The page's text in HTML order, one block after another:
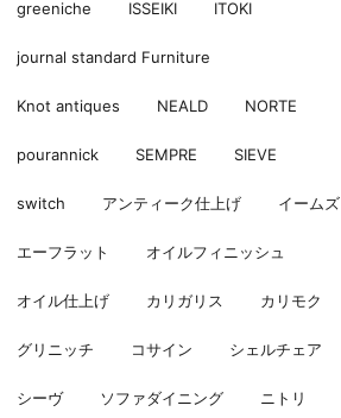
greeniche ISSEIKI ITOKI
journal standard Furniture
Knot antiques NEALD NORTE
pourannick SEMPRE SIEVE
switch アンティーク仕上げ イームズ
エーフラット オイルフィニッシュ
オイル仕上げ カリガリス カリモク
グリニッチ コサイン シェルチェア
シーヴ ソファダイニング ニトリ